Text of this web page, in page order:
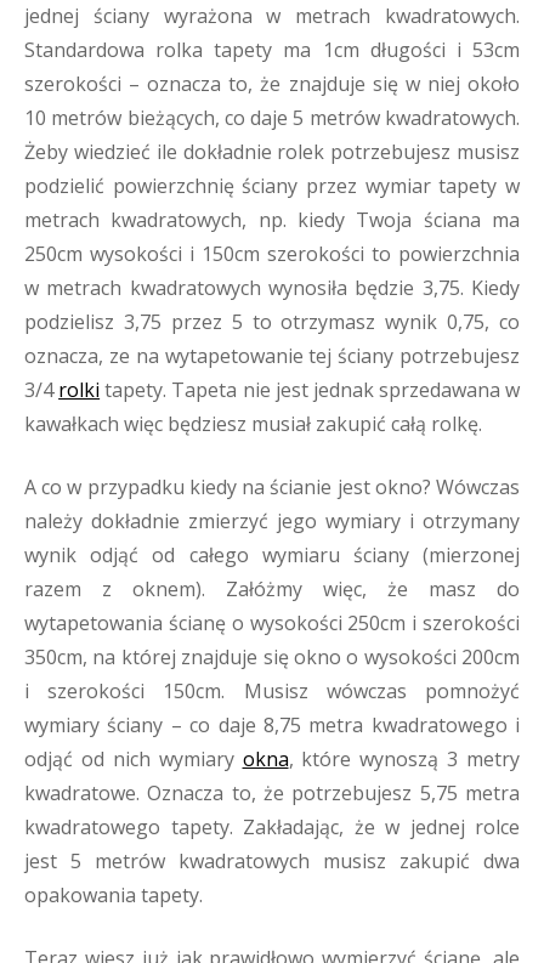
jednej ściany wyrażona w metrach kwadratowych.
Standardowa rolka tapety ma 1cm długości i 53cm
szerokości – oznacza to, że znajduje się w niej około
10 metrów bieżących, co daje 5 metrów kwadratowych.
Żeby wiedzieć ile dokładnie rolek potrzebujesz musisz
podzielić powierzchnię ściany przez wymiar tapety w
metrach kwadratowych, np. kiedy Twoja ściana ma
250cm wysokości i 150cm szerokości to powierzchnia
w metrach kwadratowych wynosiła będzie 3,75. Kiedy
podzielisz 3,75 przez 5 to otrzymasz wynik 0,75, co
oznacza, ze na wytapetowanie tej ściany potrzebujesz
3/4rolki tapety. Tapeta nie jest jednak sprzedawana w
kawałkach więc będziesz musiał zakupić całą rolkę.
A co w przypadku kiedy na ścianie jest okno? Wówczas
należy dokładnie zmierzyć jego wymiary i otrzymany
wynik odjąć od całego wymiaru ściany (mierzonej
razem z oknem). Załóżmy więc, że masz do
wytapetowania ścianę o wysokości 250cm i szerokości
350cm, na której znajduje się okno o wysokości 200cm
i szerokości 150cm. Musisz wówczas pomnożyć
wymiary ściany – co daje 8,75 metra kwadratowego i
odjąć od nich wymiary okna, które wynoszą 3 metry
kwadratowe. Oznacza to, że potrzebujesz 5,75 metra
kwadratowego tapety. Zakładając, że w jednej rolce
jest 5 metrów kwadratowych musisz zakupić dwa
opakowania tapety.
Teraz wiesz już jak prawidłowo wymierzyć ścianę, ale